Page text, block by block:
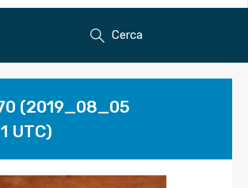
Cerca
(2019_08_05
UTC)